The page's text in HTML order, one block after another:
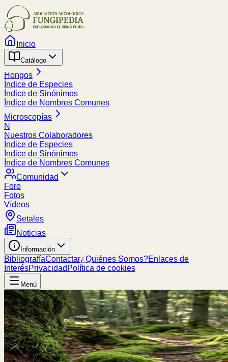
Inicio
Catálogo
Hongos
Índice de Especies
Índice de Sinónimos
Índice de Nombres Comunes
Microscopías
N
Nuestros Colaboradores
Índice de Especies
Índice de Sinónimos
Índice de Nombres Comunes
Comunidad
Foro
Fotos
Vídeos
Setales
Noticias
Información
BibliografíaContactar¿Quiénes Somos?Enlaces de
InterésPrivacidad Política de cookies
Menú